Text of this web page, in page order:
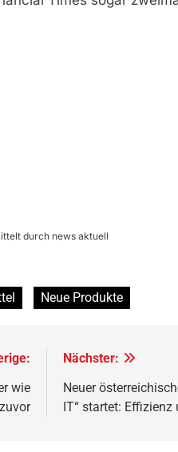
durch news aktuell
Neue Produkte
wie
Nächster:
Neuer
IT“ startet: